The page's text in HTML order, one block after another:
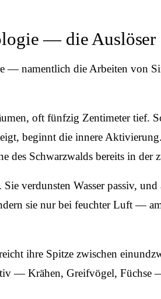
— die Auslöser
— namentlich die Arbeiten von
oft fünfzig Zentimeter tief.
beginnt die innere
Schwarzwalds bereits in der
verdunsten Wasser passiv,
sie nur bei feuchter Luft —
ihre Spitze zwischen
— Krähen, Greifvögel,